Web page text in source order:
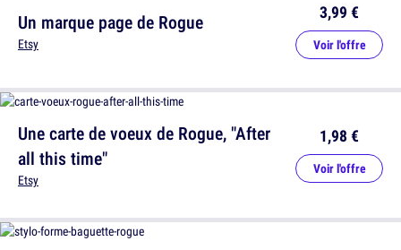
Une carte de voeux de Rogue, "After
all this time"
Etsy
1,98 €
Voir l'offre
Un marque page de Rogue
Etsy
3,99 €
Voir l'offre